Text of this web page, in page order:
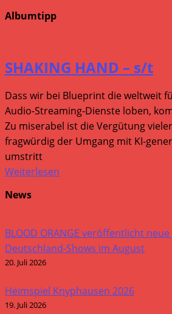
Albumtipp
SHAKING HAND – s/t
Dass wir bei Blueprint die weltweit
Audio-Streaming-Dienste loben,
Zu miserabel ist die Vergütung
fragwürdig der Umgang mit KI-
umstritt
Weiterlesen
News
BLOOD ORANGE veröffentlicht
Deutschland-Shows im August
20. Juli 2026
Heimspiel Knyphausen 2026
19. Juli 2026